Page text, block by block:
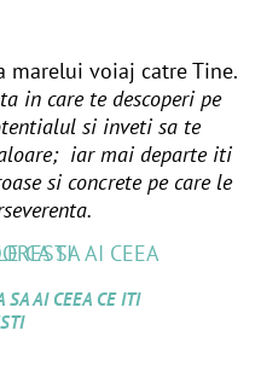
marelui voiaj catre Tine.
in care te descoperi pe
si inveti sa te
iar mai departe iti
si concrete pe care le
SA AI CEEA CE ITI